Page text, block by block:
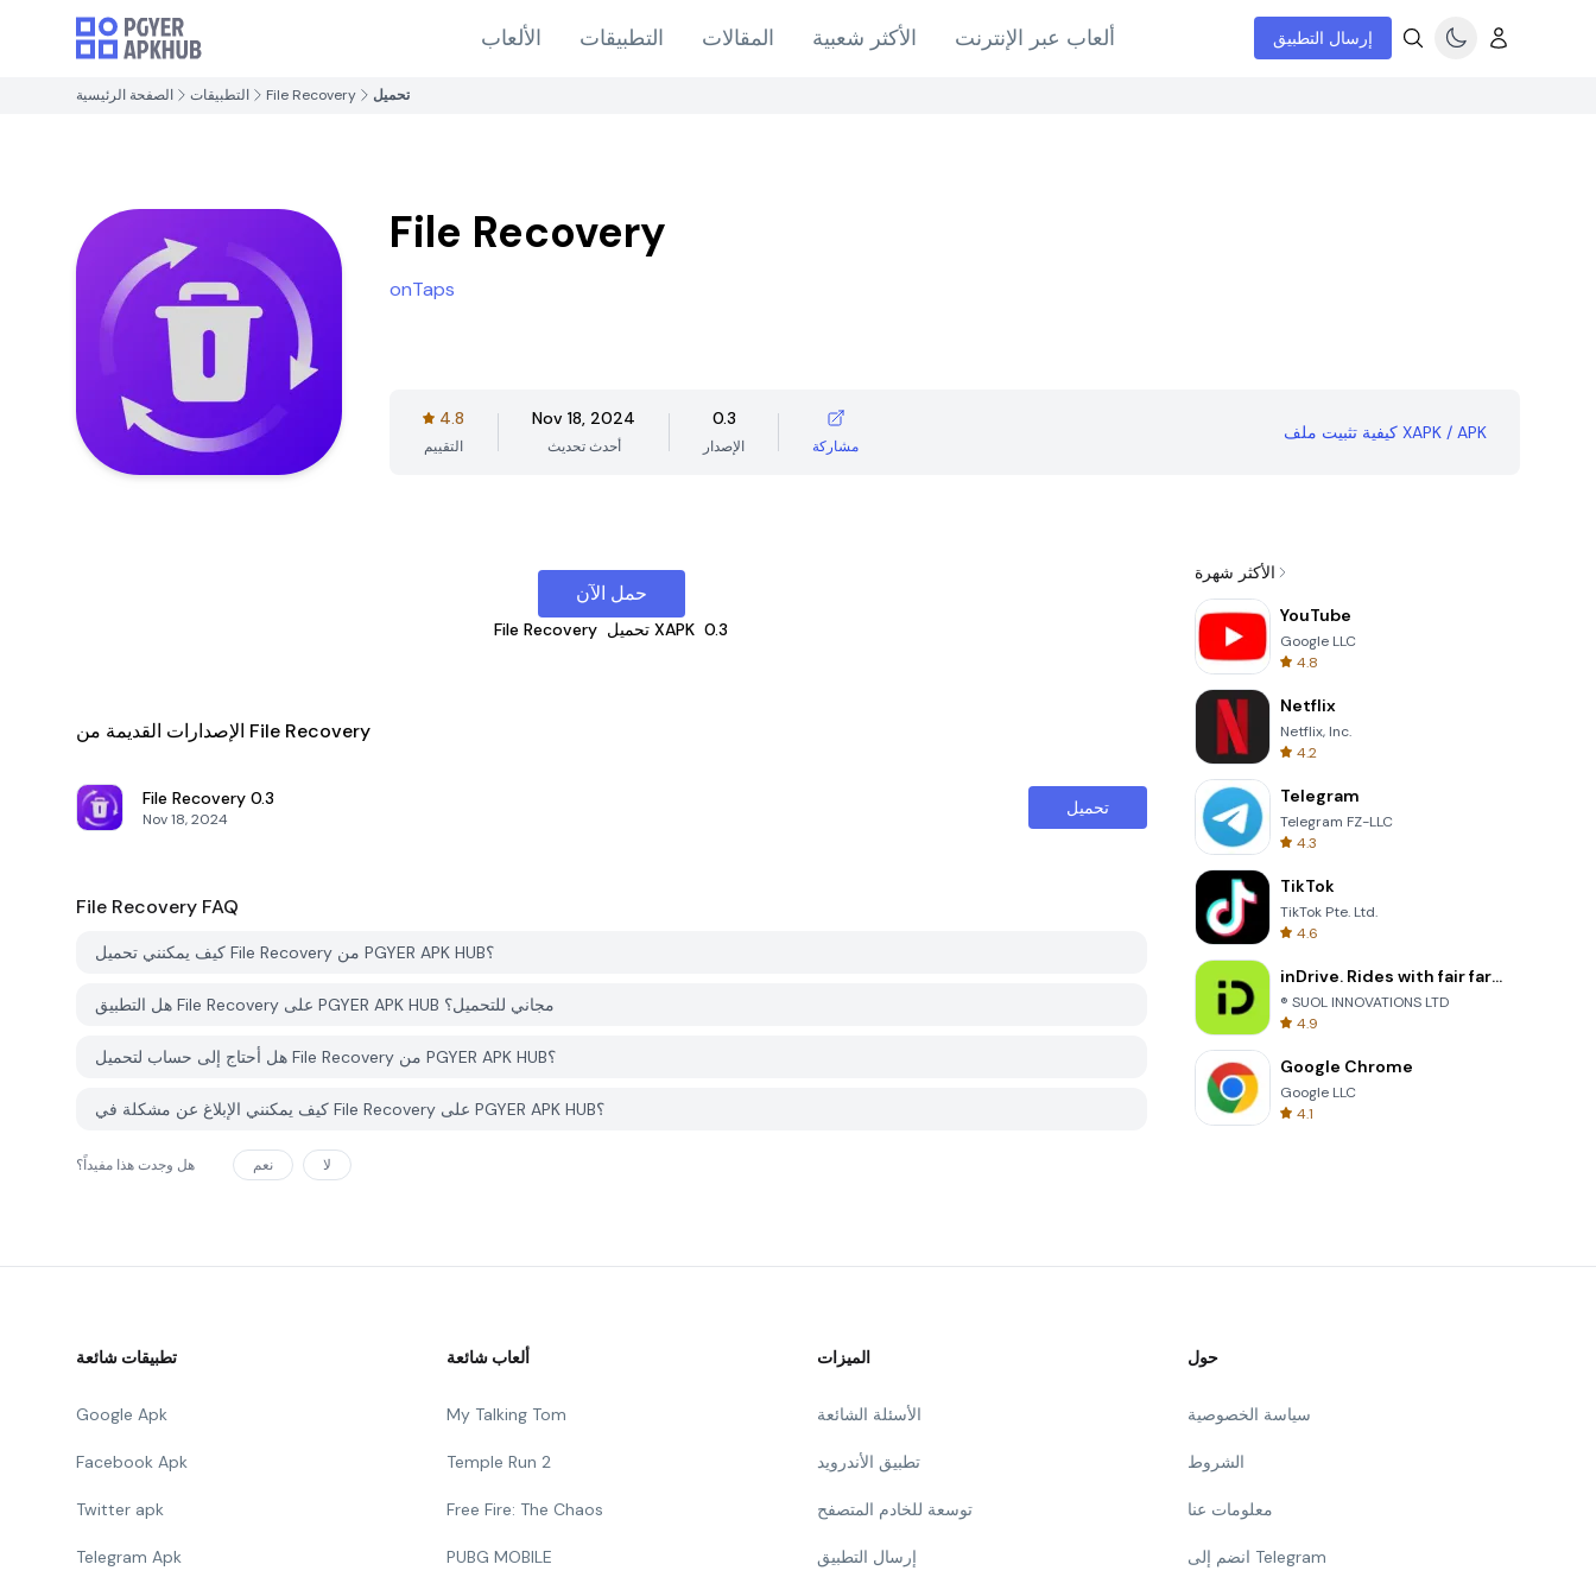
الألعاب التطبيقات المقالات الأكثر شعبية ألعاب عبر الإنترنت إرسال التطبيق
الصفحة الرئيسية التطبيقات File Recovery تحميل
File Recovery
onTaps
4.8
التقييم
Nov 18, 2024
أحدث تحديث
0.3
الإصدار مشاركة
كيفية تثبيت ملف XAPK / APK
حمل الآن
File Recovery تحميل XAPK 0.3
الإصدارات القديمة من File Recovery
File Recovery 0.3
Nov 18, 2024
تحميل
File Recovery FAQ
كيف يمكنني تحميل File Recovery من PGYER APK HUB؟
هل التطبيق File Recovery على PGYER APK HUB مجاني للتحميل؟
هل أحتاج إلى حساب لتحميل File Recovery من PGYER APK HUB؟
كيف يمكنني الإبلاغ عن مشكلة في File Recovery على PGYER APK HUB؟
هل وجدت هذا مفيداً؟ نعم لا
الأكثر شهرة
YouTube
Google LLC
4.8
Netflix
Netflix, Inc.
4.2
Telegram
Telegram FZ-LLC
4.3
TikTok
TikTok Pte. Ltd.
4.6
inDrive. Rides with fair fares
® SUOL INNOVATIONS LTD
4.9
Google Chrome
Google LLC
4.1
تطبيقات شائعة
Google Apk
Facebook Apk
Twitter apk
Telegram Apk
ألعاب شائعة
My Talking Tom
Temple Run 2
Free Fire: The Chaos
PUBG MOBILE
الميزات
الأسئلة الشائعة
تطبيق الأندرويد
توسعة للخادم المتصفح
إرسال التطبيق
حول
سياسة الخصوصية
الشروط
معلومات عنا
انضم إلى Telegram